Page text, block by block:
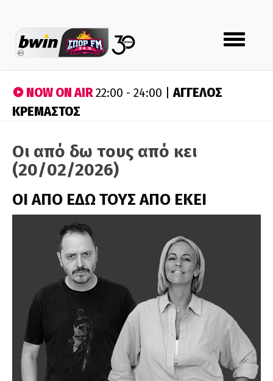
Toggle
navigation
NOW ON AIR22:00 - 24:00 |ΑΓΓΕΛΟΣ
ΚΡΕΜΑΣΤΟΣ
Οι από δω τους από κει
(20/02/2026)
ΟΙ ΑΠΟ ΕΔΩ ΤΟΥΣ ΑΠΟ ΕΚΕΙ